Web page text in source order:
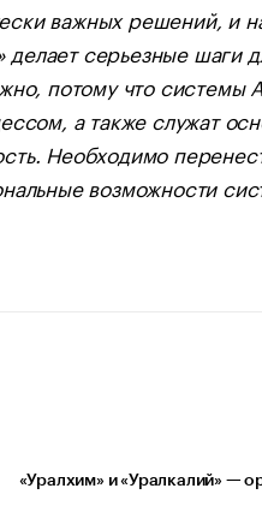
важных решений, и
серьезные шаги
потому что системы
а также служат
Необходимо
возможности
«Уралхим» и «Уралкалий» —